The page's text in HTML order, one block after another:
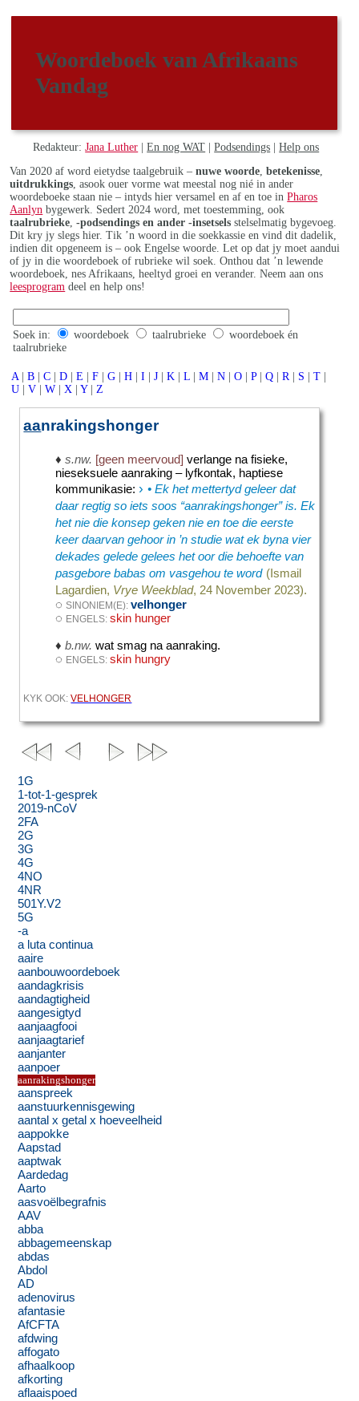
Woordeboek van Afrikaans
Vandag
Redakteur:Jana Luther |En nog WAT |Podsendings |Help ons
Van 2020 af word eietydse taalgebruik –nuwe woorde ,betekenisse
uitdrukkings , asook ouer vorme wat meestal nog nié in ander
woordeboeke staan nie – intyds hier versamel en af en toe inPharos
Aanlyn bygewerk. Sedert 2024 word, met toestemming, ook
taalrubrieke ,-podsendings en ander -insetsels stelselmatig bygevoeg.
Dit kry jy slegs hier. Tik ’n woord in die soekkassie en vind dit dadelik,
indien dit opgeneem is – ook Engelse woorde. Let op dat jy moet aandui
of jy in die woordeboek of rubrieke wil soek. Onthou dat ’n lewende
woordeboek, nes Afrikaans, heeltyd groei en verander. Neem aan ons
leesprogram deel en help ons!
Soek in: woordeboek taalrubrieke
woordeboek én
taalrubrieke
A | B | C | D | E | F | G | H | I | J | K | L | M | N | O | P | Q | R | S | T |
U | V | W | X | Y | Z
aanrakingshonger
♦s.nw. [geen meervoud] verlange na fisieke,
nieseksuele aanraking – lyfkontak, haptiese
kommunikasie:› • Ek het mettertyd geleer dat
daar regtig so iets soos “aanrakingshonger” is. Ek
het nie die konsep geken nie en toe die eerste
keer daarvan gehoor in ’n studie wat ek byna vier
dekades gelede gelees het oor die behoefte van
pasgebore babas om vasgehou te word (Ismail
Lagardien, Vrye Weekblad, 24 November 2023).
◌SINONIEM(E):velhonger
◌ ENGELS:skin hunger
♦b.nw. wat smag na aanraking.
◌ ENGELS:skin hungry
KYK OOK:VELHONGER
1G
1-tot-1-gesprek
2019-nCoV
2FA
2G
3G
4G
4NO
4NR
501Y.V2
5G
-a
a luta continua
aaire
aanbouwoordeboek
aandagkrisis
aandagtigheid
aangesigtyd
aanjaagfooi
aanjaagtarief
aanjanter
aanpoer
aanrakingshonger
aanspreek
aanstuurkennisgewing
aantal x getal x hoeveelheid
aappokke
Aapstad
aaptwak
Aardedag
Aarto
aasvoëlbegrafnis
AAV
abba
abbagemeenskap
abdas
Abdol
AD
adenovirus
afantasie
AfCFTA
afdwing
affogato
afhaalkoop
afkorting
aflaaispoed